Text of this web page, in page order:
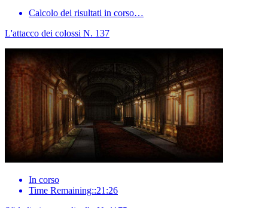
Calcolo dei risultati in corso…
L'attacco dei colossi N. 137
In corso
Time Remaining::21:26